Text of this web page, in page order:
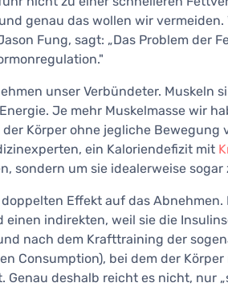
genau das wollen wir
Fung, sagt: „Das Problem der
unser Verbündeter. Muskeln
Je mehr Muskelmasse wir
Körper ohne jegliche
ein Kaloriendefizit mit
sondern um sie idealerweise sogar
Effekt auf das
indirekten, weil sie die
nach dem Krafttraining der
Consumption), bei dem der
Genau deshalb reicht es nicht, nur